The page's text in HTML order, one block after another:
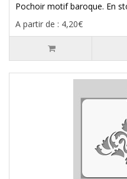
Pochoir motif baroque. En
A partir de : 4,20€